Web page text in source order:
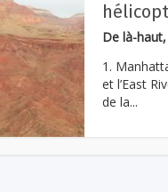
De là-
1.
et l’East
de la...